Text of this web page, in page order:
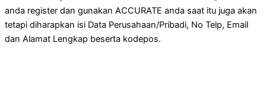
anda register dan gunakan ACCURATE anda saat itu juga akan
tetapi diharapkan isi Data Perusahaan/Pribadi, No Telp, Email
dan Alamat Lengkap beserta kodepos.